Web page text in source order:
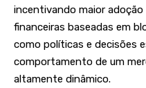
incentivando maior
financeiras baseadas em
como políticas e decisões
comportamento de um
altamente dinâmico.